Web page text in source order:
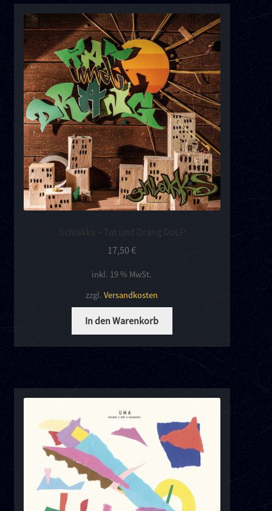
Schlakks – Tat und Drang DoLP
17,50€
inkl. 19 % MwSt.
zzgl.Versandkosten
In den Warenkorb